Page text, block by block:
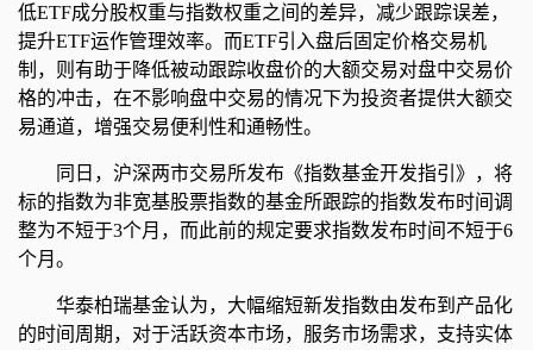
低ETF成分股权重与指数权重之间的差异，减少跟踪误差，
提升ETF运作管理效率。而ETF引入盘后固定价格交易机
制，则有助于降低被动跟踪收盘价的大额交易对盘中交易价
格的冲击，在不影响盘中交易的情况下为投资者提供大额交
易通道，增强交易便利性和通畅性。
同日，沪深两市交易所发布《指数基金开发指引》，将
标的指数为非宽基股票指数的基金所跟踪的指数发布时间调
整为不短于3个月，而此前的规定要求指数发布时间不短于6
个月。
华泰柏瑞基金认为，大幅缩短新发指数由发布到产品化
的时间周期，对于活跃资本市场，服务市场需求，支持实体